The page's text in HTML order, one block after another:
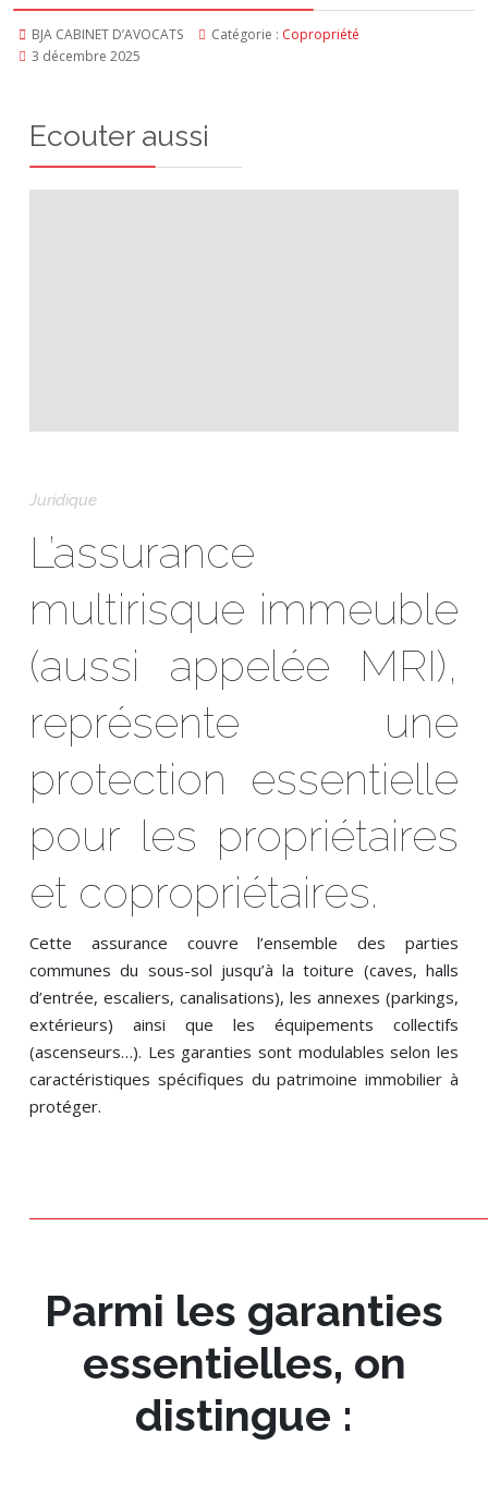
BJA CABINET D’AVOCATS Catégorie : Copropriété
3 décembre 2025
Juridique
L’assurance
multirisque immeuble
(aussi appelée MRI),
représente une
protection essentielle
pour les propriétaires
et copropriétaires.
Cette assurance couvre l’ensemble des parties
communes du sous-sol jusqu’à la toiture (caves, halls
d’entrée, escaliers, canalisations), les annexes (parkings,
extérieurs) ainsi que les équipements collectifs
(ascenseurs…). Les garanties sont modulables selon les
caractéristiques spécifiques du patrimoine immobilier à
protéger.
Ecouter aussi
Parmi les garanties
essentielles, on
distingue :